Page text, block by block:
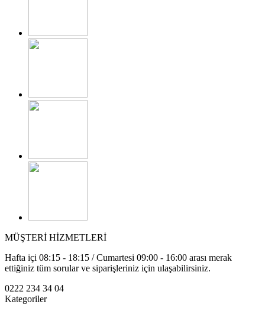
MÜŞTERİ HİZMETLERİ
Hafta içi 08:15 - 18:15 / Cumartesi 09:00 - 16:00 arası merak
ettiğiniz tüm sorular ve siparişleriniz için ulaşabilirsiniz.
0222 234 34 04
Kategoriler